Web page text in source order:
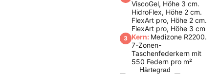
ViscoGel, Höhe 3 cm.
HidroFlex, Höhe 2 cm.
FlexArt pro, Höhe 2 cm.
FlexArt pro, Höhe 3 cm
3 Kern: Medizone R2200.
7-Zonen-
Taschenfederkern mit
550 Federn pro m²
Härtegrad